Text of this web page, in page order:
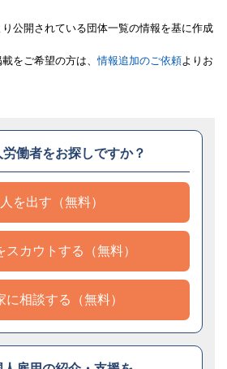
公開されている団体一覧の情報を基に作成
をご希望の方は、情報追加のご依頼よりお
働者をお探しですか？
を出す（無料）
スカウトする（無料）
に相談する（無料）